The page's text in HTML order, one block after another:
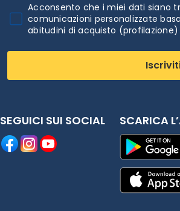
Acconsento che i miei dati siano
comunicazioni personalizzate
abitudini di acquisto (profilazione)
SEGUICI SUI SOCIAL SCARICA